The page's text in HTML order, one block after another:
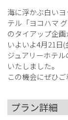
海に浮かぶ白い
テル「ヨコハマ
のタイアップ企画
いよいよ4月21日
ジュアリーホテ
いたしました。
この機会にぜひご
プラン詳細